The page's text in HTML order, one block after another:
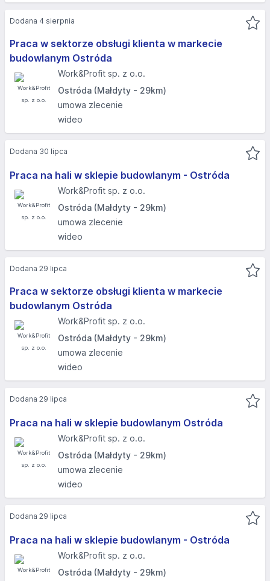
Praca w sektorze obsługi klienta w markecie
budowlanym Ostróda
Work&Profit sp. z o.o.
Ostróda (Małdyty - 29km)
umowa zlecenie
wideo
Dodana 4 sierpnia
Praca na hali w sklepie budowlanym - Ostróda
Work&Profit sp. z o.o.
Ostróda (Małdyty - 29km)
umowa zlecenie
wideo
Dodana 30 lipca
Praca w sektorze obsługi klienta w markecie
budowlanym Ostróda
Work&Profit sp. z o.o.
Ostróda (Małdyty - 29km)
umowa zlecenie
wideo
Dodana 29 lipca
Praca na hali w sklepie budowlanym Ostróda
Work&Profit sp. z o.o.
Ostróda (Małdyty - 29km)
umowa zlecenie
wideo
Dodana 29 lipca
Praca na hali w sklepie budowlanym - Ostróda
Work&Profit sp. z o.o.
Ostróda (Małdyty - 29km)
Dodana 29 lipca